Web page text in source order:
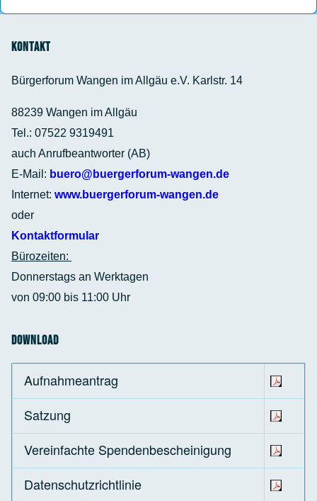
Kontakt
Bürgerforum Wangen im Allgäu e.V. Karlstr. 14
88239 Wangen im Allgäu
Tel.: 07522 9319491
auch Anrufbeantworter (AB)
E-Mail: buero@buergerforum-wangen.de
Internet: www.buergerforum-wangen.de
oder
Kontaktformular
Bürozeiten:
Donnerstags an Werktagen
von 09:00 bis 11:00 Uhr
Download
Aufnahmeantrag
Satzung
Vereinfachte Spendenbescheinigung
Datenschutzrichtlinie